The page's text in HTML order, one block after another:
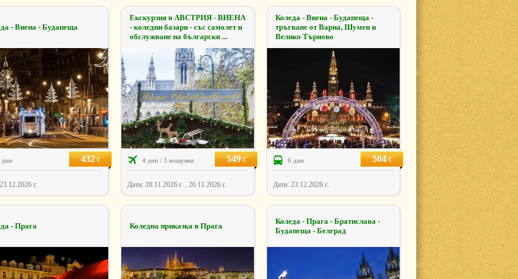
- Виена - Будапеща
дни 432€
г.
Екскурзия в АВСТРИЯ - ВИЕНА
- коледни базари - със самолет и
обслужване на български ...
4 дни / 3 нощувки 549€
Дати: 20.11.2026 г. , 26.11.2026 г.
Коледа - Виена - Будапеща -
тръгване от Варна, Шумен и
Велико Търново
6 дни 504€
Дати: 23.12.2026 г.
- Прага Коледна приказка в Прага
Коледа - Прага - Братислава -
Будапеща - Белград